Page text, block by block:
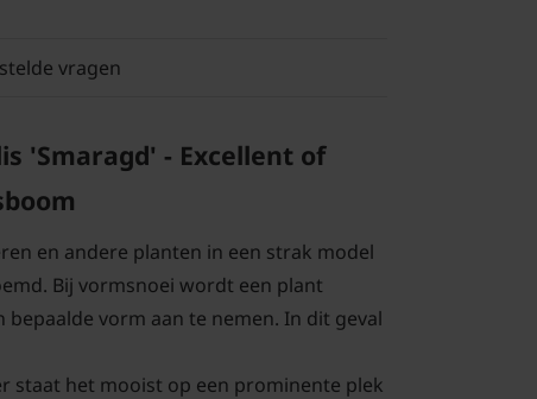
vragen
'Smaragd' - Excellent of
en andere planten in een strak model
Bij vormsnoei wordt een plant
vorm aan te nemen. In dit geval
staat het mooist op een prominente plek